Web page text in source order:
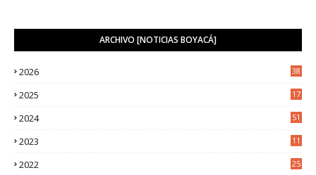
ARCHIVO [NOTICIAS BOYACÁ]
2026 38
2025
17
2024 51
2023
11
2022
25